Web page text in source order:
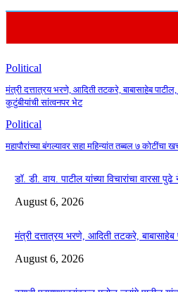
Political
मंत्री दत्तात्रय भरणे, आदिती तटकरे, बाबासाहेब
कुटुंबीयांची सांत्वनपर भेट
Political
महापौरांच्या बंगल्यावर सहा महिन्यांत तब्बल ७ कोटींचा
डॉ. डी. वाय. पाटील यांच्या विचारांचा वारसा
August 6, 2026
मंत्री दत्तात्रय भरणे, आदिती तटकरे,
August 6, 2026